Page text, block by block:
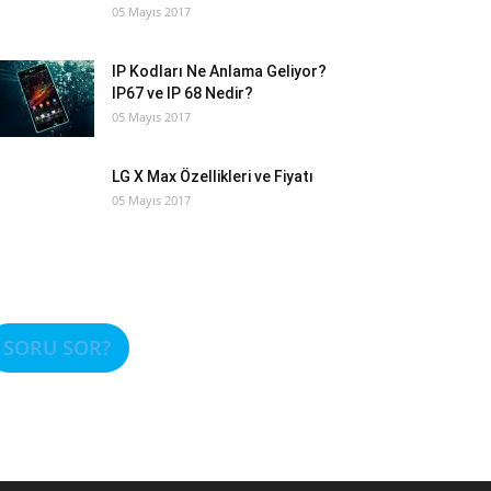
05 Mayıs 2017
IP Kodları Ne Anlama Geliyor?
IP67 ve IP 68 Nedir?
05 Mayıs 2017
LG X Max Özellikleri ve Fiyatı
05 Mayıs 2017
SORU SOR?